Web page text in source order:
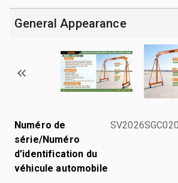
General Appearance
Numéro de
série/Numéro
d'identification du
véhicule automobile